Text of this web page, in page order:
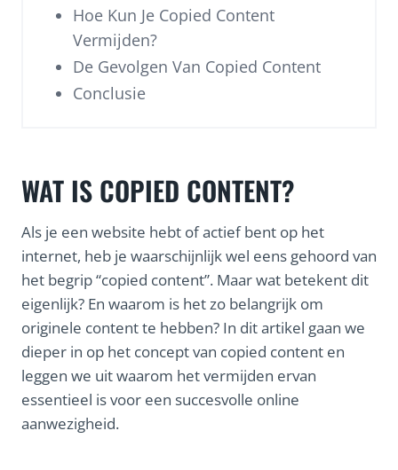
Hoe Kun Je Copied Content
Vermijden?
De Gevolgen Van Copied Content
Conclusie
WAT IS COPIED CONTENT?
Als je een website hebt of actief bent op het
internet, heb je waarschijnlijk wel eens gehoord van
het begrip “copied content”. Maar wat betekent dit
eigenlijk? En waarom is het zo belangrijk om
originele content te hebben? In dit artikel gaan we
dieper in op het concept van copied content en
leggen we uit waarom het vermijden ervan
essentieel is voor een succesvolle online
aanwezigheid.